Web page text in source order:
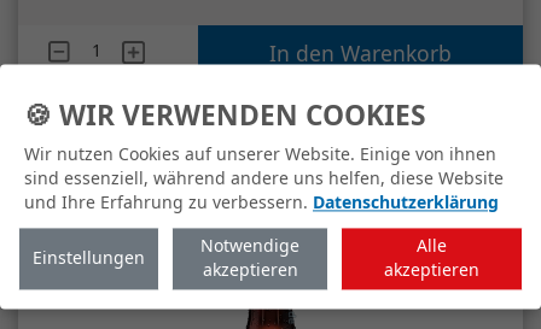
Artikelanzahl Mineau Medium Maria Quelle
In den Warenkorb
🍪 WIR VERWENDEN COOKIES
Wir nutzen Cookies auf unserer Website. Einige von ihnen
sind essenziell, während andere uns helfen, diese Website
und Ihre Erfahrung zu verbessern. Datenschutzerklärung
Einstellungen
Notwendige
akzeptieren
Alle
akzeptieren